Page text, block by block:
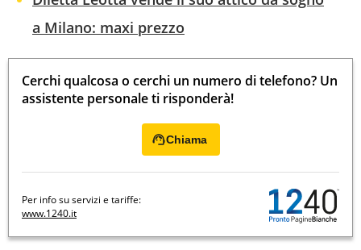
a Milano: maxi prezzo
Cerchi qualcosa o cerchi un numero di telefono? Un
assistente personale ti risponderà!
Chiama
Per info su servizi e tariffe:
www.1240.it